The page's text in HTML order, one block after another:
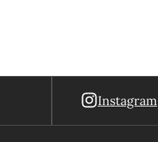
Instagram